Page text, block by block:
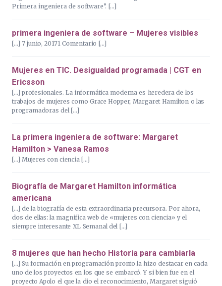
Primera ingeniera de software”. […]
primera ingeniera de software – Mujeres visibles
[…] 7 junio, 20171 Comentario […]
Mujeres en TIC. Desigualdad programada | CGT en
Ericsson
[…] profesionales. La informática moderna es heredera de los
trabajos de mujeres como Grace Hopper, Margaret Hamilton o las
programadoras del […]
La primera ingeniera de software: Margaret
Hamilton > Vanesa Ramos
[…] Mujeres con ciencia […]
Biografía de Margaret Hamilton informática
americana
[…] de la biografía de esta extraordinaria precursora. Por ahora,
dos de ellas: la magnifica web de «mujeres con ciencia» y el
siempre interesante XL Semanal del […]
8 mujeres que han hecho Historia para cambiarla
[…] Su formación en programación pronto la hizo destacar en cada
uno de los proyectos en los que se embarcó. Y si bien fue en el
proyecto Apolo el que la dio el reconocimiento, Margaret siguió